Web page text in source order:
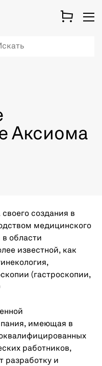
Аксиома
создания в
медицинского
области
известной, как
(гастроскопии,
имеющая в
работников,
разработку и